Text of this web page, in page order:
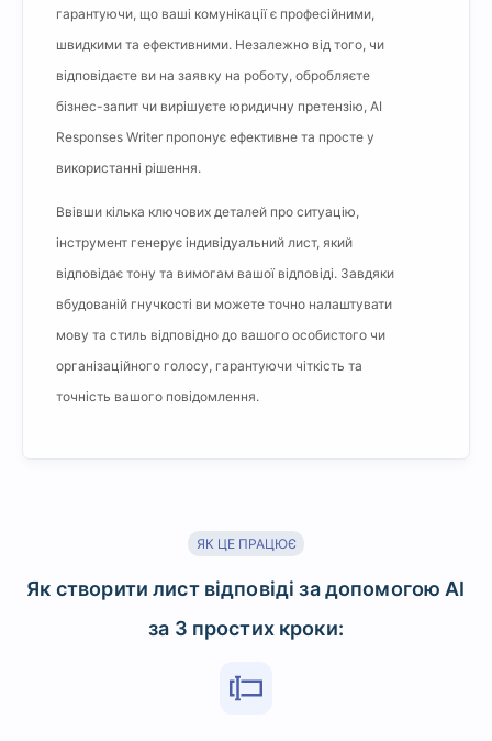
гарантуючи, що ваші комунікації є професійними,
швидкими та ефективними. Незалежно від того, чи
відповідаєте ви на заявку на роботу, обробляєте
бізнес-запит чи вирішуєте юридичну претензію, AI
Responses Writer пропонує ефективне та просте у
використанні рішення.
Ввівши кілька ключових деталей про ситуацію,
інструмент генерує індивідуальний лист, який
відповідає тону та вимогам вашої відповіді. Завдяки
вбудованій гнучкості ви можете точно налаштувати
мову та стиль відповідно до вашого особистого чи
організаційного голосу, гарантуючи чіткість та
точність вашого повідомлення.
ЯК ЦЕ ПРАЦЮЄ
Як створити лист відповіді за допомогою AI
за 3 простих кроки: